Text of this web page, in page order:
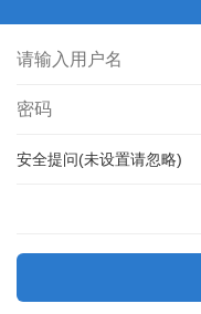
安全提问(未设置请忽略)